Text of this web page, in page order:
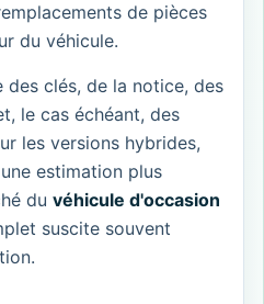
de pièces
du véhicule.
des clés, de la notice, des
le cas échéant, des
les versions hybrides,
estimation plus
du véhicule d'occasion
suscite souvent